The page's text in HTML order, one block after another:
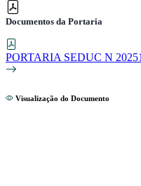
Documentos da Portaria
PORTARIA SEDUC N
Visualização do Documento